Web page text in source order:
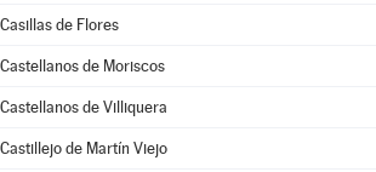
Casillas de Flores
Castellanos de Moriscos
Castellanos de Villiquera
Castillejo de Martín Viejo